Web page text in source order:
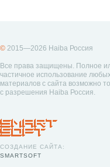
© 2015—2026 Haiba Россия
Все права защищены. Полное
частичное использование
материалов с сайта возможно
с разрешения Haiba Россия.
СОЗДАНИЕ САЙТА:
SMARTSOFT